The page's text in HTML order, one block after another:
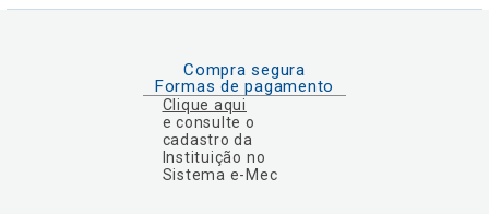
Compra segura
Formas de pagamento
Clique aqui
e consulte o
cadastro da
Instituição no
Sistema e-Mec